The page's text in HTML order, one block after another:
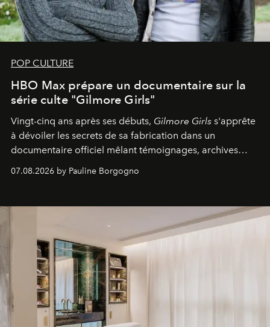
POP CULTURE
HBO Max prépare un documentaire sur la
série culte "Gilmore Girls"
Vingt-cinq ans après ses débuts, Gilmore Girls s'apprête
à dévoiler les secrets de sa fabrication dans un
documentaire officiel mêlant témoignages, archives
inédites et plongée dans les coulisses d'un phénomène
générationnel.
07.08.2026 by Pauline Borgogno